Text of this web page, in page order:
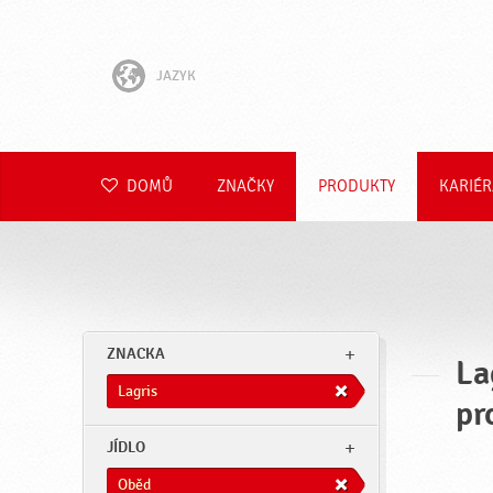
JAZYK
Hrvatski
Română
DOMŮ ZNAČKY PRODUKTY
ZNACKA
Lagris
JÍDLO
Oběd